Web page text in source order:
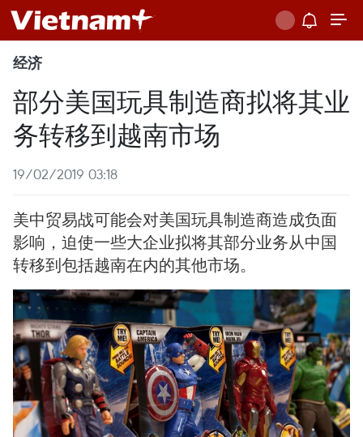
经济
部分美国玩具制造商拟将其业
务转移到越南市场
19/02/2019 03:18
美中贸易战可能会对美国玩具制造商造成负面
影响，迫使一些大企业拟将其部分业务从中国
转移到包括越南在内的其他市场。